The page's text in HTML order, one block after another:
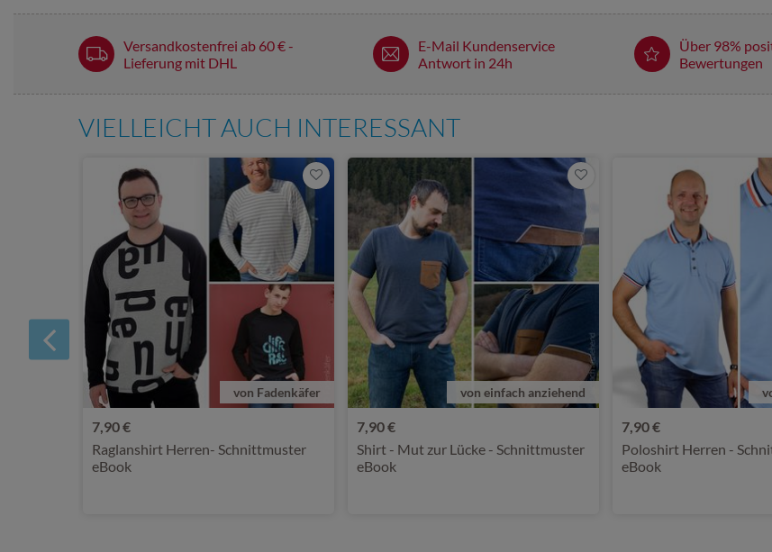
Versandkostenfrei ab 60 € -
Lieferung mit DHL
E-Mail Kundenservice
Antwort in 24h
Über 98%
Bewertungen
VIELLEICHT AUCH INTERESSANT
von Fadenkäfer
7,90 €
Raglanshirt Herren- Schnittmuster
eBook
von einfach anziehend
7,90 €
Shirt - Mut zur Lücke - Schnittmuster
eBook
7,90 €
Poloshirt Herren -
eBook